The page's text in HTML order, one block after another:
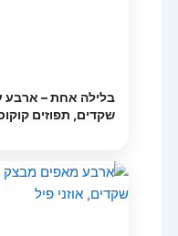
בלילה אחת – ארבע
שקדים, תפוזים